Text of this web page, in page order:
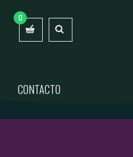
0
CONTACTO